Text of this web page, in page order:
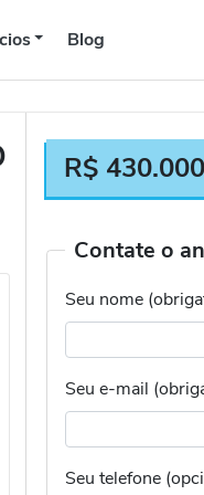
Blog
R$
Contate o
Seu nome
Seu e-mail
Seu telefone